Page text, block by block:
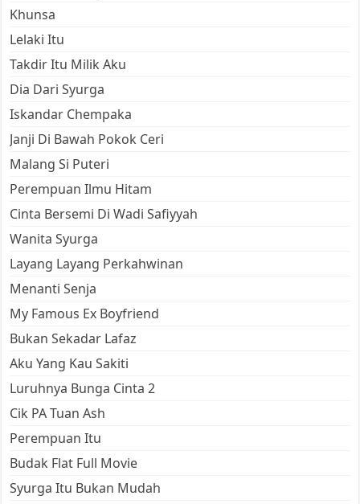
Khunsa
Lelaki Itu
Takdir Itu Milik Aku
Dia Dari Syurga
Iskandar Chempaka
Janji Di Bawah Pokok Ceri
Malang Si Puteri
Perempuan Ilmu Hitam
Cinta Bersemi Di Wadi Safiyyah
Wanita Syurga
Layang Layang Perkahwinan
Menanti Senja
My Famous Ex Boyfriend
Bukan Sekadar Lafaz
Aku Yang Kau Sakiti
Luruhnya Bunga Cinta 2
Cik PA Tuan Ash
Perempuan Itu
Budak Flat Full Movie
Syurga Itu Bukan Mudah